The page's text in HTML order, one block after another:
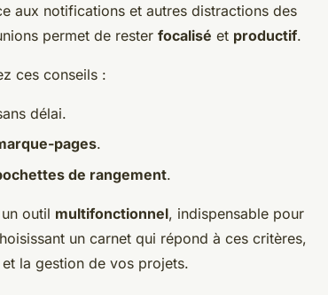
aux notifications et autres distractions des
permet de rester focalisé et productif.
ces conseils :
délai.
pages.
de rangement.
outil multifonctionnel, indispensable pour
un carnet qui répond à ces critères,
la gestion de vos projets.